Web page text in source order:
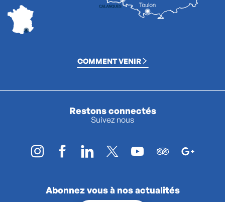
COMMENT VENIR
Restons connectés
Suivez nous
Abonnez vous à nos actualités